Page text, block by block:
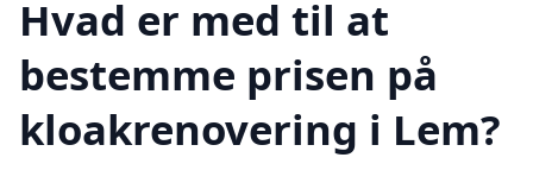
Hvad er med til at
bestemme prisen på
kloakrenovering i Lem?